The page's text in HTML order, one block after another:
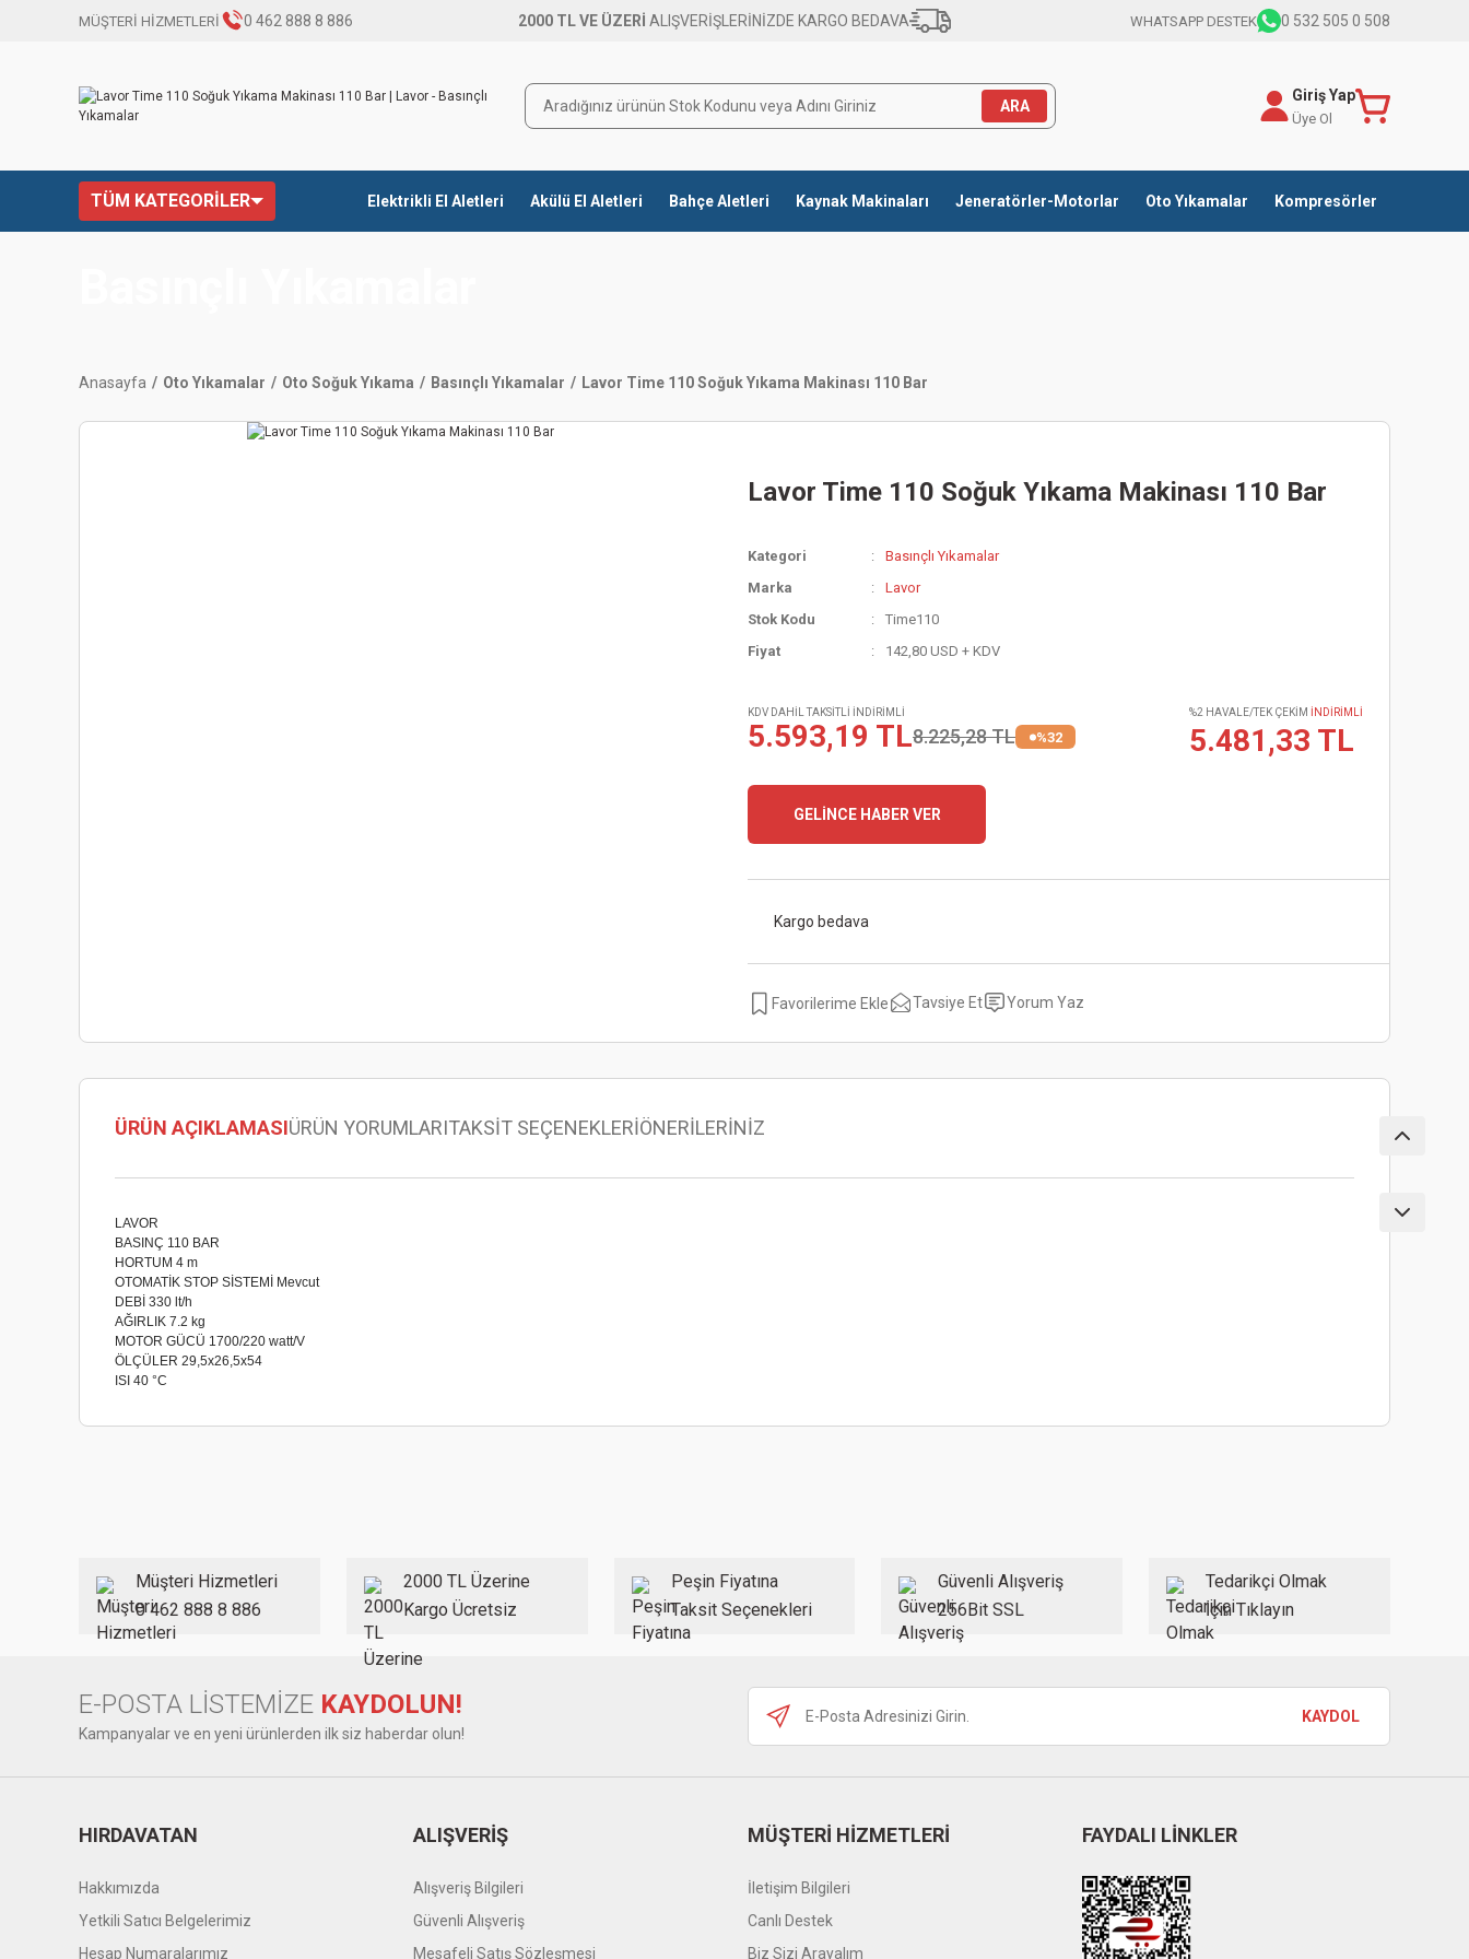
MÜŞTERİ HİZMETLERİ 0 462 888 8 886 2000 TL VE ÜZERİ ALIŞVERİŞLERİNİZDE KARGO BEDAVA WHATSAPP DESTEK 0 532 505 0 508
ARA
Giriş Yap
Üye Ol
TÜM KATEGORİLER Elektrikli El Aletleri Akülü El Aletleri Bahçe Aletleri Kaynak Makinaları Jeneratörler-Motorlar Oto Yıkamalar Kompresörler
Anasayfa Oto Yıkamalar Oto Soğuk Yıkama Basınçlı Yıkamalar Lavor Time 110 Soğuk Yıkama Makinası 110 Bar
Lavor Time 110 Soğuk Yıkama Makinası 110 Bar
Kategori
Basınçlı Yıkamalar
Marka
Lavor
Stok Kodu
Time110
Fiyat
142,80 USD + KDV
KDV DAHİL TAKSİTLİ İNDİRİMLİ
5.593,19 TL8.225,28 TL %32
%2 HAVALE/TEK ÇEKİM İNDİRİMLİ
5.481,33 TL
GELİNCE HABER VER
Kargo bedava
Tavsiye Et Yorum Yaz
ÜRÜN AÇIKLAMASIÜRÜN YORUMLARITAKSİT SEÇENEKLERİÖNERİLERİNİZ
LAVOR
BASINÇ 110 BAR
HORTUM 4 m
OTOMATİK STOP SİSTEMİ
Mevcut
DEBİ 330 lt/h
AĞIRLIK 7.2 kg
MOTOR GÜCÜ 1700/220 watt/V
ÖLÇÜLER 29,5x26,5x54
ISI 40 °C
Ürün bilgilerinde hatalar bulunuyor.
Ürün fiyatı diğer sitelerden daha pahalı.
Bu ürüne benzer farklı alternatifler olmalı.
Gönder
Müşteri Hizmetleri
0 462 888 8 886
2000 TL Üzerine
Kargo Ücretsiz
Peşin Fiyatına
Taksit Seçenekleri
Güvenli Alışveriş
256Bit SSL
Tedarikçi Olmak
İçin Tıklayın
E-POSTA LİSTEMİZE KAYDOLUN!
Kampanyalar ve en yeni ürünlerden ilk siz haberdar olun!
KAYDOL
HIRDAVATAN
Hakkımızda
Yetkili Satıcı Belgelerimiz
Hesap Numaralarımız
ALIŞVERİŞ
Alışveriş Bilgileri
Güvenli Alışveriş
Mesafeli Satış Sözleşmesi
MÜŞTERİ HİZMETLERİ
İletişim Bilgileri
Canlı Destek
Biz Sizi Arayalım
FAYDALI LİNKLER